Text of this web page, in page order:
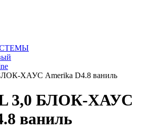
ХАУС Amerika D4.8 ваниль
3,0 БЛОК-ХАУС
ваниль